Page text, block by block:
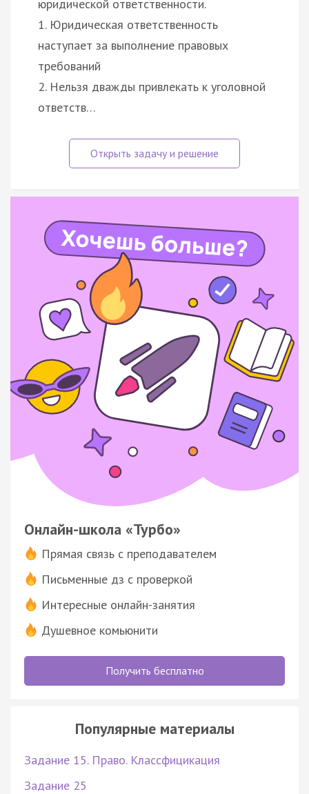
юридической ответственности.
1. Юридическая ответственность
наступает за выполнение правовых
требований
2. Нельзя дважды привлекать к уголовной
ответств…
Онлайн-школа «Турбо»
Прямая связь с преподавателем
Письменные дз с проверкой
Интересные онлайн-занятия
Душевное комьюнити
Получить бесплатно
Популярные материалы
Задание 15. Право. Классфицикация
Задание 25